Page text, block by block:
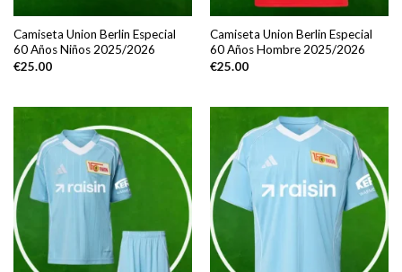
Camiseta Union Berlin Especial
60 Años Niños 2025/2026
€25.00
Camiseta Union Berlin Especial
60 Años Hombre 2025/2026
€25.00